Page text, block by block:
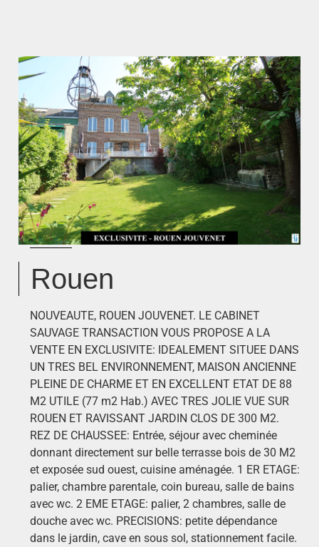
Rouen
NOUVEAUTE, ROUEN JOUVENET. LE CABINET
SAUVAGE TRANSACTION VOUS PROPOSE A LA
VENTE EN EXCLUSIVITE: IDEALEMENT SITUEE DANS
UN TRES BEL ENVIRONNEMENT, MAISON ANCIENNE
PLEINE DE CHARME ET EN EXCELLENT ETAT DE 88
M2 UTILE (77 m2 Hab.) AVEC TRES JOLIE VUE SUR
ROUEN ET RAVISSANT JARDIN CLOS DE 300 M2.
REZ DE CHAUSSEE: Entrée, séjour avec cheminée
donnant directement sur belle terrasse bois de 30 M2
et exposée sud ouest, cuisine aménagée. 1 ER ETAGE:
palier, chambre parentale, coin bureau, salle de bains
avec wc. 2 EME ETAGE: palier, 2 chambres, salle de
douche avec wc. PRECISIONS: petite dépendance
dans le jardin, cave en sous sol, stationnement facile.